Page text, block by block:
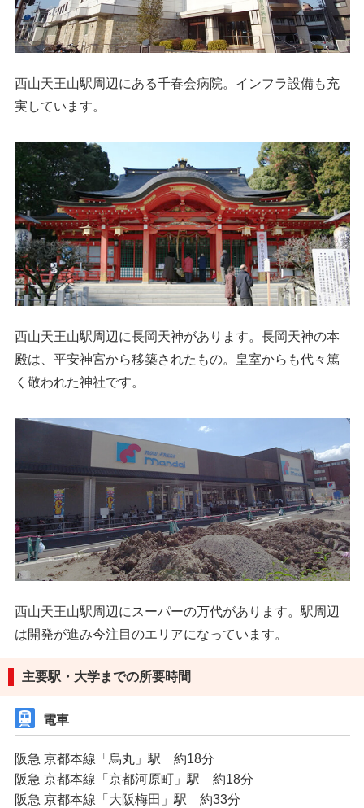
西山天王山駅周辺にある千春会病院。インフラ設備も充
実しています。
西山天王山駅周辺に長岡天神があります。長岡天神の本
殿は、平安神宮から移築されたもの。皇室からも代々篤
く敬われた神社です。
西山天王山駅周辺にスーパーの万代があります。駅周辺
は開発が進み今注目のエリアになっています。
主要駅・大学までの所要時間
電車
阪急 京都本線「烏丸」駅 約18分
阪急 京都本線「京都河原町」駅 約18分
阪急 京都本線「大阪梅田」駅 約33分